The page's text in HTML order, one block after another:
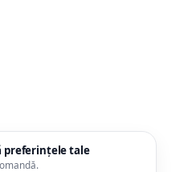
preferințele tale